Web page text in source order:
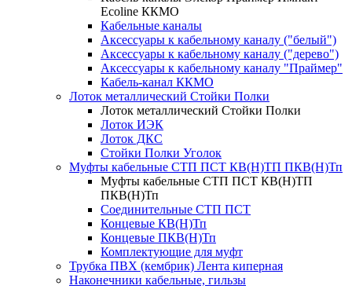
Ecoline ККМО
Кабельные каналы
Аксессуары к кабельному каналу ("белый")
Аксессуары к кабельному каналу ("дерево")
Аксессуары к кабельному каналу "Праймер"
Кабель-канал ККМО
Лоток металлический Стойки Полки
Лоток металлический Стойки Полки
Лоток ИЭК
Лоток ДКС
Стойки Полки Уголок
Муфты кабельные СТП ПСТ КВ(Н)ТП ПКВ(Н)Тп
Муфты кабельные СТП ПСТ КВ(Н)ТП
ПКВ(Н)Тп
Соединительные СТП ПСТ
Концевые КВ(Н)Тп
Концевые ПКВ(Н)Тп
Комплектующие для муфт
Трубка ПВХ (кембрик) Лента киперная
Наконечники кабельные, гильзы